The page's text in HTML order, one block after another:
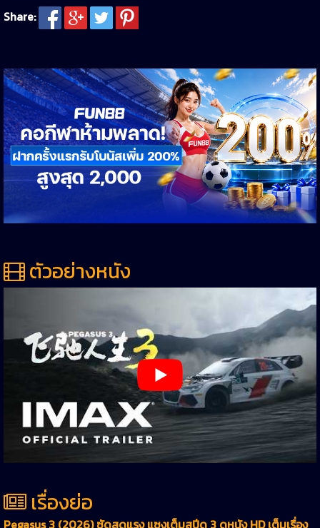
Share:
ตัวอย่างหนัง
เรื่องย่อ
Pegasus 3 (2026) ซัดสุดแรง แซงเต็มสปีด 3 ดูหนัง HD เต็มเรื่อง